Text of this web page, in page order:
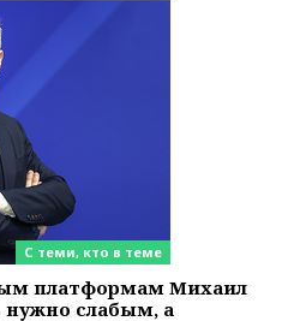
С теми, кто в теме
платформам Михаил
нужно слабым, а